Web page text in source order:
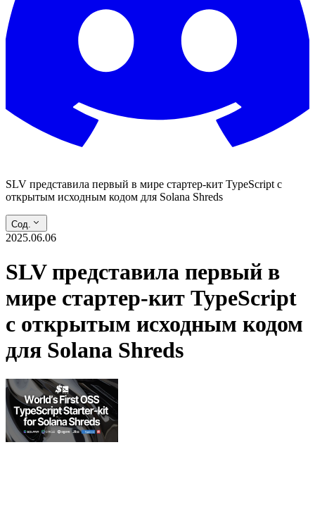
SLV представила первый в мире стартер-кит TypeScript с
открытым исходным кодом для Solana Shreds
Сод.
2025.06.06
SLV представила первый в
мире стартер-кит TypeScript
с открытым исходным кодом
для Solana Shreds